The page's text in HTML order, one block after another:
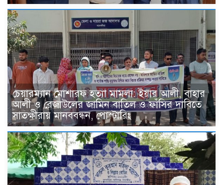
চেয়ারম্যান মোশারফ হত্যা মামলা: ইয়ার আলী, বাহার
আলী ও রেজাউলের জামিন বাতিল ও ফাঁসির দাবিতে
সাতক্ষীরায় মানববন্ধন, পোস্টারিং